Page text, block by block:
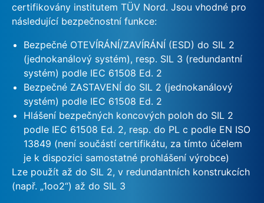
certifikovány institutem TÜV Nord. Jsou vhodné pro
následující bezpečnostní funkce:
Bezpečné OTEVÍRÁNÍ/ZAVÍRÁNÍ (ESD) do SIL 2
(jednokanálový systém), resp. SIL 3 (redundantní
systém) podle IEC 61508 Ed. 2
Bezpečné ZASTAVENÍ do SIL 2 (jednokanálový
systém) podle IEC 61508 Ed. 2
Hlášení bezpečných koncových poloh do SIL 2
podle IEC 61508 Ed. 2, resp. do PL c podle EN ISO
13849 (není součástí certifikátu, za tímto účelem
je k dispozici samostatné prohlášení výrobce)
Lze použít až do SIL 2, v redundantních konstrukcích
(např. „1oo2“) až do SIL 3